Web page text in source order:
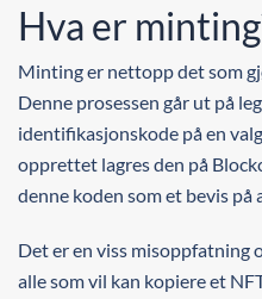
Hva er
Minting er nettopp det som
Denne prosessen går ut på
identifikasjonskode på en
opprettet lagres den på
denne koden som et bevis på
Det er en viss misoppfatning
alle som vil kan kopiere et